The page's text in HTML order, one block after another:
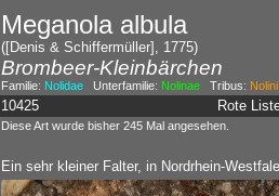
Meganola albula
([Denis & Schiffermüller], 1775)
Brombeer-Kleinbärchen
Familie: NolidaeUnterfamilie: NolinaeTribus: Nolini
10425 Rote
Diese Art wurde bisher 245 Mal angesehen.
Ein sehr kleiner Falter, in Nordrhein-